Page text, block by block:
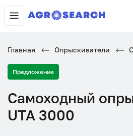
Главная Опрыскиватели
Предложение
Самоходный
UTA 3000